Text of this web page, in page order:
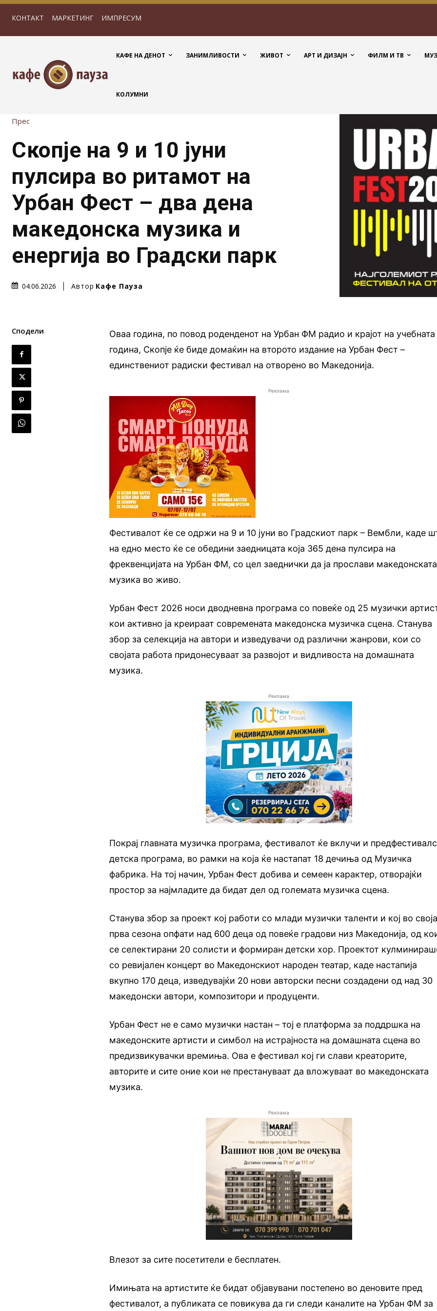
КОНТАКТ МАРКЕТИНГ ИМПРЕСУМ
КАФЕ НА ДЕНОТ ЗАНИМЛИВОСТИ ЖИВОТ АРТ И ДИЗАЈН ФИЛМ И ТВ
КОЛУМНИ
Прес
Скопје на 9 и 10 јуни
пулсира во ритамот на
Урбан Фест – два дена
македонска музика и
енергија во Градски парк
04.06.2026 Автор Кафе Пауза
Сподели
Оваа година, по повод роденденот на Урбан ФМ радио и крајот на учебната
година, Скопје ќе биде домаќин на второто издание на Урбан Фест –
единствениот радиски фестивал на отворено во Македонија.
Реклама
Фестивалот ќе се одржи на 9 и 10 јуни во Градскиот парк – Вембли, каде
на едно место ќе се обедини заедницата која 365 дена пулсира на
фреквенцијата на Урбан ФМ, со цел заеднички да ја прослави македонската
музика во живо.
Урбан Фест 2026 носи дводневна програма со повеќе од 25 музички
кои активно ја креираат современата македонска музичка сцена. Станува
збор за селекција на автори и изведувачи од различни жанрови, кои со
својата работа придонесуваат за развојот и видливоста на домашната
музика.
Реклама
Покрај главната музичка програма, фестивалот ќе вклучи и
детска програма, во рамки на која ќе настапат 18 дечиња од Музичка
фабрика. На тој начин, Урбан Фест добива и семеен карактер, отворајќи
простор за најмладите да бидат дел од големата музичка сцена.
Станува збор за проект кој работи со млади музички таленти и кој во
прва сезона опфати над 600 деца од повеќе градови низ Македонија, од
се селектирани 20 солисти и формиран детски хор. Проектот
со ревијален концерт во Македонскиот народен театар, каде настапија
вкупно 170 деца, изведувајќи 20 нови авторски песни создадени од над 30
македонски автори, композитори и продуценти.
Урбан Фест не е само музички настан – тој е платформа за поддршка на
македонските артисти и симбол на истрајноста на домашната сцена во
предизвикувачки времиња. Ова е фестивал кој ги слави креаторите,
авторите и сите оние кои не престануваат да вложуваат во македонската
музика.
Реклама
Влезот за сите посетители е бесплатен.
Имињата на артистите ќе бидат објавувани постепено во деновите пред
фестивалот, а публиката се повикува да ги следи каналите на Урбан ФМ за